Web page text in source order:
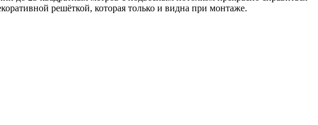
решёткой, которая только и видна при монтаже.